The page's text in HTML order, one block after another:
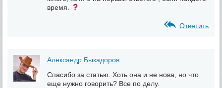
время.
Ответить
Александр Быкадоров
Спасибо за статью. Хоть она и не нова, но что
еще нужно говорить? Все по делу.